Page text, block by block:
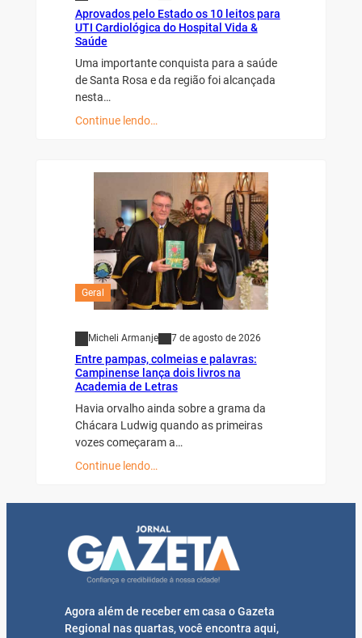
Aprovados pelo Estado os 10 leitos para
UTI Cardiológica do Hospital Vida &
Saúde
Uma importante conquista para a saúde
de Santa Rosa e da região foi alcançada
nesta…
Continue lendo…
Geral
Micheli Armanje 7 de agosto de 2026
Entre pampas, colmeias e palavras:
Campinense lança dois livros na
Academia de Letras
Havia orvalho ainda sobre a grama da
Chácara Ludwig quando as primeiras
vozes começaram a…
Continue lendo…
Agora além de receber em casa o Gazeta
Regional nas quartas, você encontra aqui,